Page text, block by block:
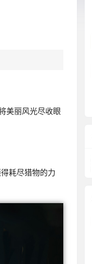
美丽风光尽收眼
耗尽猎物的力